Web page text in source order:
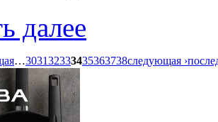
далее
…303132333435363738следующая ›